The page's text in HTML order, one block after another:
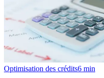
Optimisation des crédits6 min